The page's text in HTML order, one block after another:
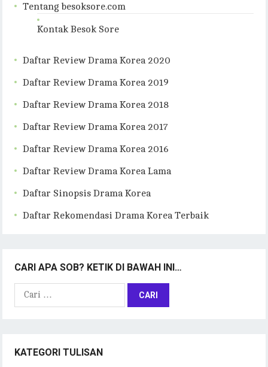
Tentang besoksore.com
Kontak Besok Sore
Daftar Review Drama Korea 2020
Daftar Review Drama Korea 2019
Daftar Review Drama Korea 2018
Daftar Review Drama Korea 2017
Daftar Review Drama Korea 2016
Daftar Review Drama Korea Lama
Daftar Sinopsis Drama Korea
Daftar Rekomendasi Drama Korea Terbaik
CARI APA SOB? KETIK DI BAWAH INI…
Cari
KATEGORI TULISAN